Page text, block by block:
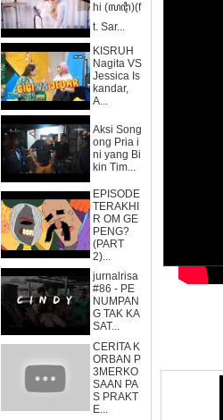
hi (ꦭꦛꦶ)(f
t. Sar...
KISRUH
Nagita VS
Jessica Is
kandar,
A...
Aksi Song
ong Pria i
ni yang Bi
kin Tim...
EPISODE
TERAKHI
R OM GE
PENG?
(PART
2)...
jurnalrisa
#86 - PE
NUMPAN
G TAK KA
SAT...
CERITA K
ORBAN P
3MERKO
SAAN PA
S PRAKT
E...